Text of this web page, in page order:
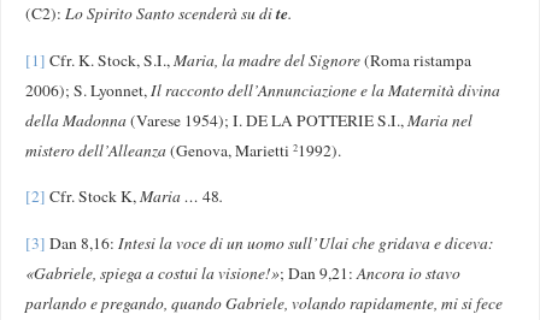
(C2):Lo Spirito Santo scenderà su dite.
[1] Cfr. K. Stock, S.I.,Maria, la madre del Signore(Roma ristampa
2006); S. Lyonnet,Il racconto dell’Annunciazione e la Maternità divina
della Madonna(Varese 1954); I. DE LA POTTERIE S.I.,Maria nel
mistero dell’Alleanza(Genova, Marietti21992).
[2] Cfr. Stock K,Maria …48.
[3] Dan 8,16:Intesi la voce di un uomo sull’Ulai che gridava e diceva:
«Gabriele, spiega a costui la visione!»; Dan 9,21:Ancora io stavo
parlando e pregando, quando Gabriele, volando rapidamente, mi si fece